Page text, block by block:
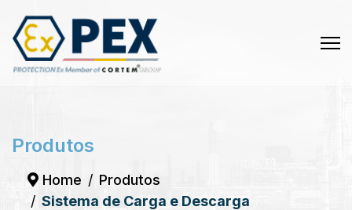
Produtos
Home
Produtos
Sistema de Carga e Descarga